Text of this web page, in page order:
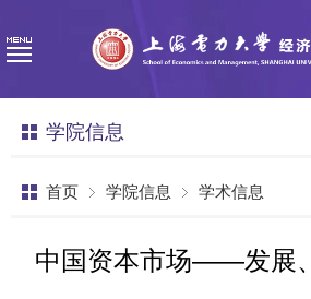
学院信息
首页 学院信息 学术信息
中国资本市场——发展